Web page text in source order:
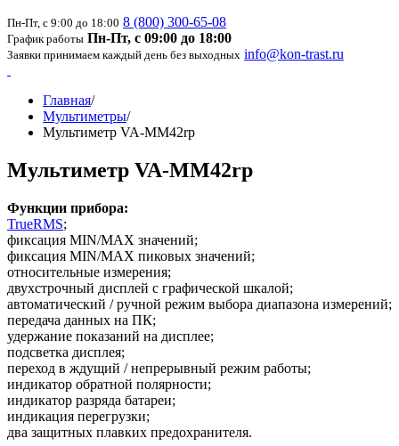
Пн-Пт, с 9:00 до 18:00 8 (800) 300-65-08
График работы Пн-Пт, с 09:00 до 18:00
Заявки принимаем каждый день без выходных info@kon-trast.ru
Главная/
Мультиметры/
Мультиметр VA-MM42rp
Мультиметр VA-MM42rp
Функции прибора:
TrueRMS;
фиксация MIN/MAX значений;
фиксация MIN/MAX пиковых значений;
относительные измерения;
двухстрочный дисплей с графической шкалой;
автоматический / ручной режим выбора диапазона измерений;
передача данных на ПК;
удержание показаний на дисплее;
подсветка дисплея;
переход в ждущий / непрерывный режим работы;
индикатор обратной полярности;
индикатор разряда батареи;
индикация перегрузки;
два защитных плавких предохранителя.